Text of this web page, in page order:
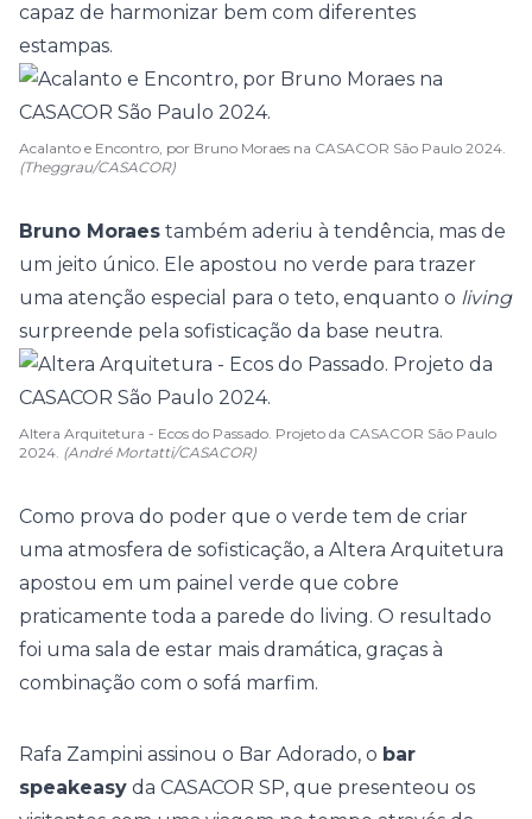
capaz de harmonizar bem com diferentes
estampas.
Acalanto e Encontro, por Bruno Moraes na CASACOR São Paulo 2024.
(Theggrau/CASACOR)
Bruno Moraes também aderiu à tendência, mas de
um jeito único. Ele apostou no verde para trazer
uma atenção especial para o teto, enquanto o living
surpreende pela sofisticação da base neutra.
Altera Arquitetura - Ecos do Passado. Projeto da CASACOR São Paulo
2024. (André Mortatti/CASACOR)
Como prova do poder que o verde tem de criar
uma atmosfera de sofisticação, a Altera Arquitetura
apostou em um painel verde que cobre
praticamente toda a parede do living. O resultado
foi uma sala de estar mais dramática, graças à
combinação com o sofá marfim.
Rafa Zampini assinou o Bar Adorado, o bar
speakeasy da CASACOR SP, que presenteou os